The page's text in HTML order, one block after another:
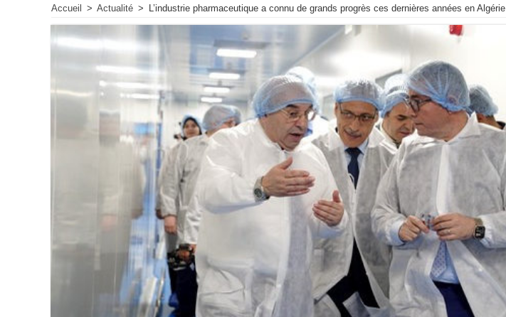
Accueil > Actualité > L’industrie pharmaceutique a connu de grands progrès ces dernières années en Algérie